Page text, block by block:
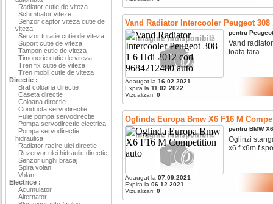
Radiator cutie de viteza
Schimbator viteze
Senzor captor viteza cutie de
viteza
Senzor turatie cutie de viteza
Suport cutie de viteza
Tampon cutie de viteza
Timonerie cutie de viteza
Tren fix cutie de viteza
Tren mobil cutie de viteza
Directie :
Brat coloana directie
Caseta directie
Coloana directie
Conducta servodirectie
Fulie pompa servodirectie
Pompa servodirectie electrica
Pompa servodirectie
hidraulica
Radiator racire ulei directie
Rezervor ulei hidraulic directie
Senzor unghi bracaj
Spira volan
Volan
Electrice :
Acumulator
Alternator
Vand Radiator Intercooler Peugeot 308
Adaugat la 16.02.2021
Expira la 11.02.2022
Vizualizari: 0
pentru Peugeot
Vand
toata tara.
Oglinda Europa Bmw X6 F16 M
Adaugat la 07.09.2021
Expira la 06.12.2021
Vizualizari: 0
pentru BMW X6
Oglinzi
x6 f x6m f